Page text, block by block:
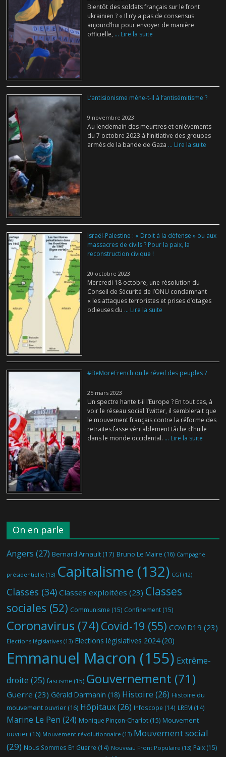
Bientôt des soldats français sur le front
ukrainien ? « Il n’y a pas de consensus
aujourd’hui pour envoyer de manière
officielle, ... Lire la suite
L’antisionisme mène-t-il à l’antisémitisme ?
9 novembre 2023
Au lendemain des meurtres et enlèvements
du 7 octobre 2023 à l’initiative des groupes
armés de la bande de Gaza ... Lire la suite
Israël-Palestine : « Droit à la défense » ou aux
massacres de civils ? Pour la paix, la
reconstruction civique !
20 octobre 2023
Mercredi 18 octobre, une résolution du
Conseil de Sécurité de l’ONU condamnant
« les attaques terroristes et prises d’otages
odieuses du ... Lire la suite
#BeMoreFrench ou le réveil des peuples ?
25 mars 2023
Un spectre hante t-il l’Europe ? En tout cas, à
voir le réseau social Twitter, il semblerait que
le mouvement français contre la réforme des
retraites fasse véritablement tâche d’huile
dans le monde occidental. ... Lire la suite
On en parle
Angers (27) Bernard Arnault (17) Bruno Le Maire (16) Campagne
présidentielle (13) Capitalisme (132) CGT(12)
Classes (34) Classes exploitées (23) Classes
sociales (52) Communisme (15) Confinement (15)
Coronavirus (74) Covid-19 (55) COVID19 (23)
Elections législatives (13) Elections législatives 2024(20)
Emmanuel Macron (155) Extrême-
droite (25) fascisme (15) Gouvernement (71)
Guerre (23) Gérald Darmanin (18) Histoire (26) Histoire du
mouvement ouvrier (16) Hôpitaux(26) Infoscope (14) LREM (14)
Marine Le Pen (24) Monique Pinçon-Charlot (15) Mouvement
ouvrier (16) Mouvement révolutionnaire (13) Mouvement social
(29) Nous Sommes En Guerre (14) Nouveau Front Populaire (13) Paix (15)